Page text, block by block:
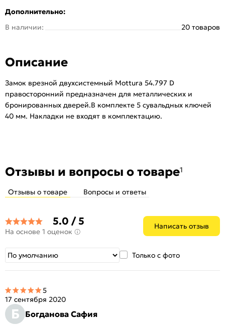
Вылет ригеля:
Размер ригеля:
18 мм
Тип механизма секретности:
Количество ригелей, шт:
Задвижка:
Нет
Количество ключей, шт:
Защита от копирования ключа:
Количество шт. в упаковке:
Дополнительно:
В наличии:
20 товаров
Описание
Замок врезной двухсистемный Mottura 54.797 D
правосторонний предназначен для металлических и
бронированных дверей.В комплекте 5 сувальдных ключей
40 мм. Накладки не входят в комплектацию.
Отзывы и вопросы о товаре1
Отзывы о товаре Вопросы и ответы
5.0 / 5
На основе 1 оценок
Написать отзыв
Только с фото
Б Богданова Сафия
17 сентября 2020
5